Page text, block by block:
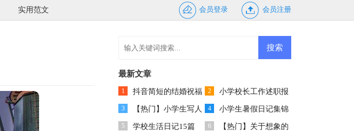
实用范文 会员登录 会员注册
最新文章
1 抖音简短的结婚祝福
语
2 小学校长工作述职报
告(合集15篇)
3 【热门】小学生写人
作文集合七篇
4 小学生暑假日记集锦
15篇
5 学校生活日记15篇 6 【热门】关于想象的